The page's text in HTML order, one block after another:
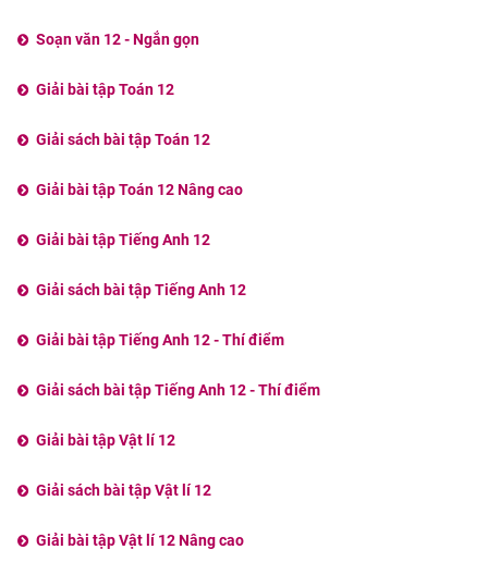
Soạn văn 12 - Ngắn gọn
Giải bài tập Toán 12
Giải sách bài tập Toán 12
Giải bài tập Toán 12 Nâng cao
Giải bài tập Tiếng Anh 12
Giải sách bài tập Tiếng Anh 12
Giải bài tập Tiếng Anh 12 - Thí điểm
Giải sách bài tập Tiếng Anh 12 - Thí điểm
Giải bài tập Vật lí 12
Giải sách bài tập Vật lí 12
Giải bài tập Vật lí 12 Nâng cao